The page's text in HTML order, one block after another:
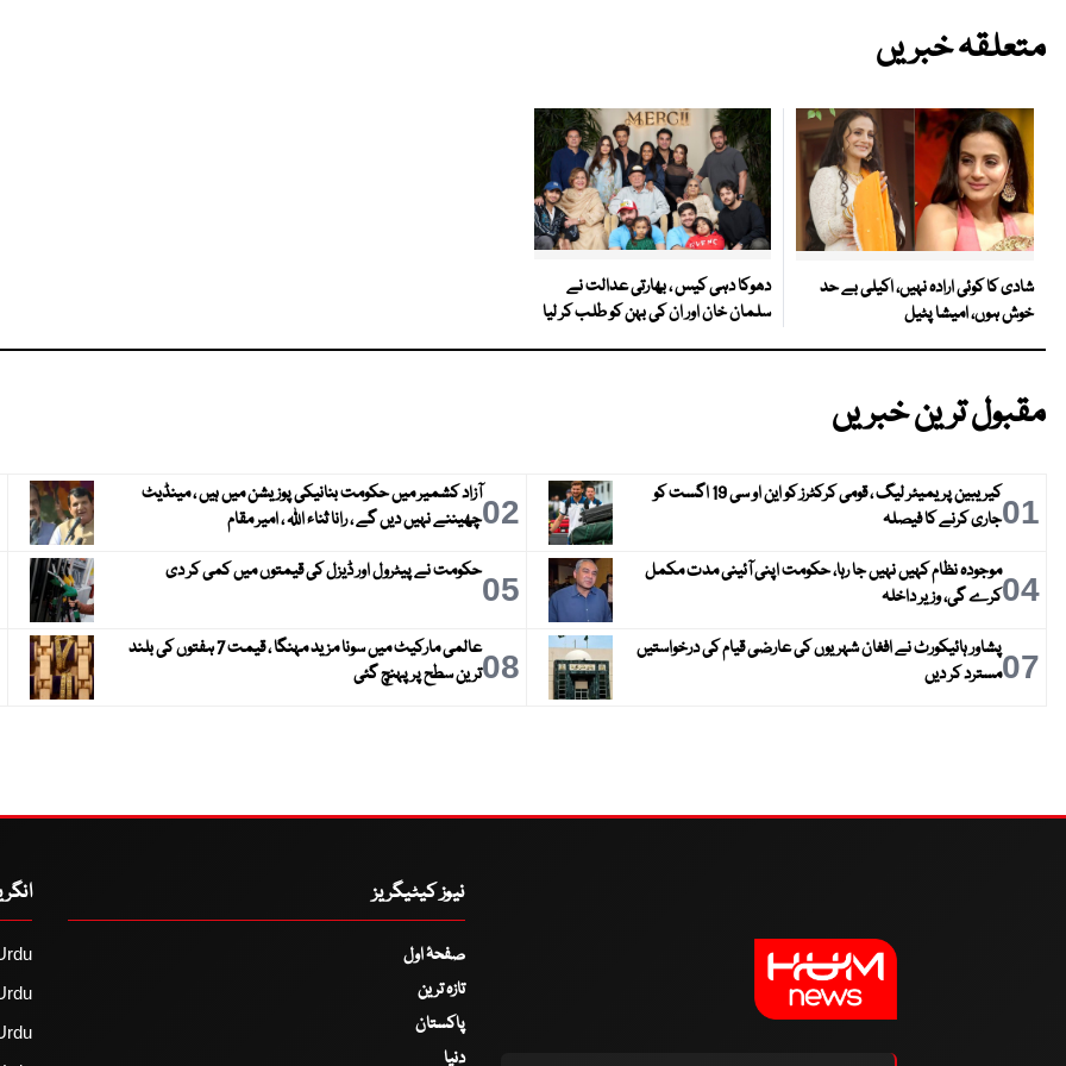
متعلقہ خبریں
شادی کا کوئی ارادہ نہیں، اکیلی بے حد
خوش ہوں، امیشا پٹیل
دھوکا دہی کیس ، بھارتی عدالت نے
سلمان خان اور ان کی بہن کو طلب کر لیا
مقبول ترین خبریں
01
کیریبین پریمیئر لیگ ، قومی کرکٹرز کو این او سی 19 اگست کو
جاری کرنے کا فیصلہ
02آزاد کشمیر میں حکومت بنانیکی پوزیشن میں ہیں ، مینڈیٹ
چھیننے نہیں دیں گے ، رانا ثناء اللہ ، امیر مقام
04موجودہ نظام کہیں نہیں جا رہا، حکومت اپنی آئینی مدت مکمل
کرے گی، وزیر داخلہ
05حکومت نے پیٹرول اور ڈیزل کی قیمتوں میں کمی کر دی
07پشاور ہائیکورٹ نے افغان شہریوں کی عارضی قیام کی درخواستیں
مسترد کر دیں
08
عالمی مارکیٹ میں سونا مزید مہنگا ، قیمت 7 ہفتوں کی بلند
ترین سطح پر پہنچ گئی
نیوز کیٹیگریز
صفحۂ اول
تازہ ترین
پاکستان
دنیا